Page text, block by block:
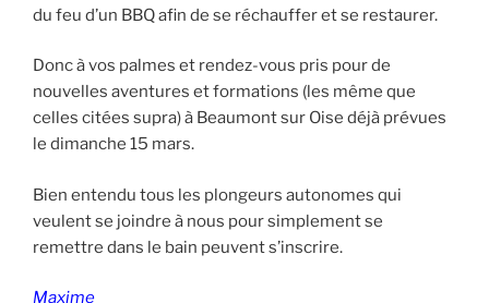
du feu d’un BBQ afin de se réchauffer et se restaurer.
Donc à vos palmes et rendez-vous pris pour de
nouvelles aventures et formations (les même que
celles citées supra) à Beaumont sur Oise déjà prévues
le dimanche 15 mars.
Bien entendu tous les plongeurs autonomes qui
veulent se joindre à nous pour simplement se
remettre dans le bain peuvent s’inscrire.
Maxime